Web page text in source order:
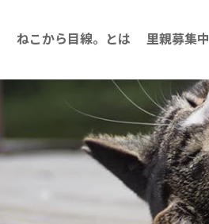
ねこから目線。とは 里親募集中